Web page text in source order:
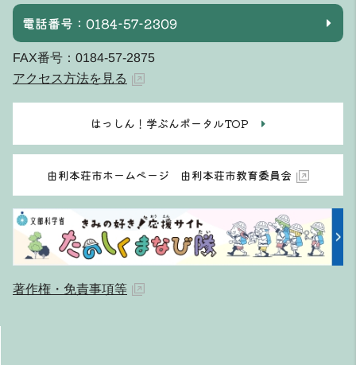
電話番号：0184-57-2309
FAX番号：0184-57-2875
アクセス方法を見る
はっしん！学ぶんポータルTOP
由利本荘市ホームページ 由利本荘市教育委員会
著作権・免責事項等